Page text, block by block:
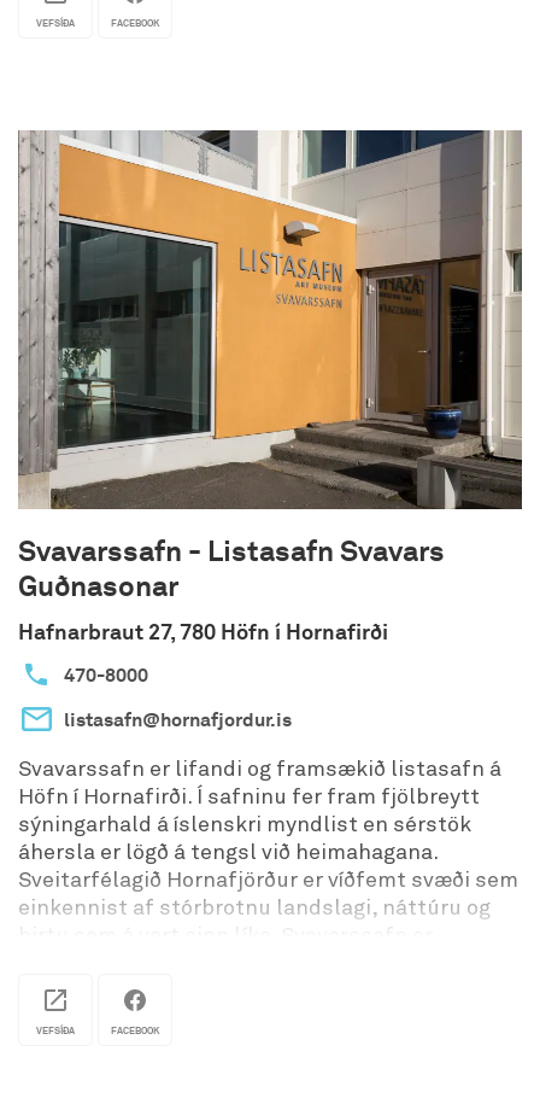
og aðeins fimm kílómetra að fara frá gamla
Haldórs Kiljan Laxness þekkja söguna um Bjart í
Sumarhúsum úr skáldverkinu „Sjálfstætt fólk”.
Hún lýsir lífsbaráttu sjálfstæðs kotbónda á
afskekktri heiði. Margir telja að fyrirmynd
sögunnar sé komin frá Sænautaseli, því þar átti
Halldór næturstað á þriðja áratugi 20. aldar. Hann
gekk þangað úr byggð.
Heiðabúskapur var einnig viðfangsefni
rithöfundanna Gunnars Gunnarssonar (Aðventa)
og Jóns Trausta (Halla og heiðarbýlið).
Ferðaþjónustan, sem er rekin í bænum á sumrin,
nær til leiðsögu um bæinn. Þar er sögð saga
fólksins, sem bjó á heiðinni og búskaparháttum.
stöðuvötnunum á heiðinni, sem var drjúg búbót.
Síðan er hægt að setjast og njóta veitinga í
er þekkt fyrir góðar lummur og súkkulaði.
Lilja Hafdís Ólafsdóttir
Merki í Jökuldal
Sími: 855-5399 / 471-1086
Opið frá 1. júni til 10. September kl. 9-22 og
samkvæmt samkomulagi.
jokulsa@centrum.is
VEFSÍÐA FACEBOOK
Svavarssafn - Listasafn Svavars
Guðnasonar
Hafnarbraut 27, 780 Höfn í Hornafirði
470-8000
listasafn@hornafjordur.is
Svavarssafn er lifandi og framsækið listasafn á
Höfn í Hornafirði. Í safninu fer fram fjölbreytt
sýningarhald á íslenskri myndlist en sérstök
áhersla er lögð á tengsl við heimahagana.
Sveitarfélagið Hornafjörður er víðfemt svæði sem
einkennist af stórbrotnu landslagi, náttúru og
listrænu samhengi en löngum hafa íslenskir
VEFSÍÐA FACEBOOK